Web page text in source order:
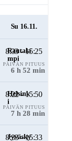
Su 16.11.
8:33 - 15:25
PÄIVÄN PITUUS
6 h 52 min
8:22 - 15:50
PÄIVÄN PITUUS
7 h 28 min
8:33 - 15:33